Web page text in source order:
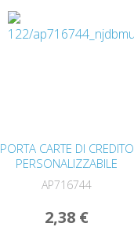
PORTA CARTE DI CREDITO
PERSONALIZZABILE
AP716744
2,38 €